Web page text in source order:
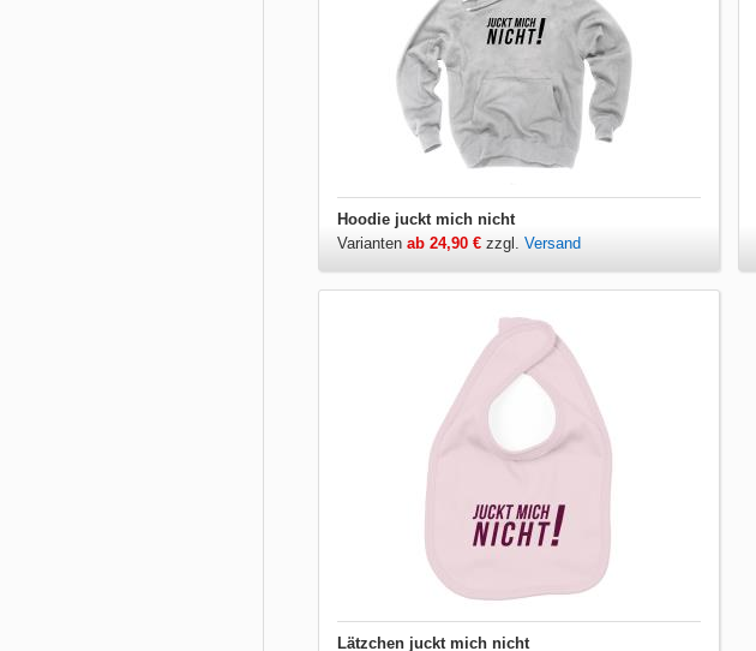
Hoodie juckt mich nicht
Varianten ab 24,90 € zzgl. Versand
Lätzchen juckt mich nicht